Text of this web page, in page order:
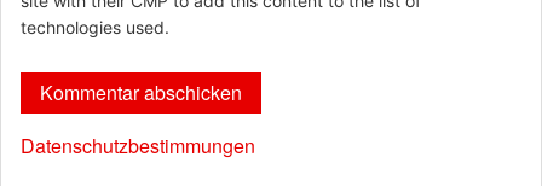
technologies used.
Datenschutzbestimmungen